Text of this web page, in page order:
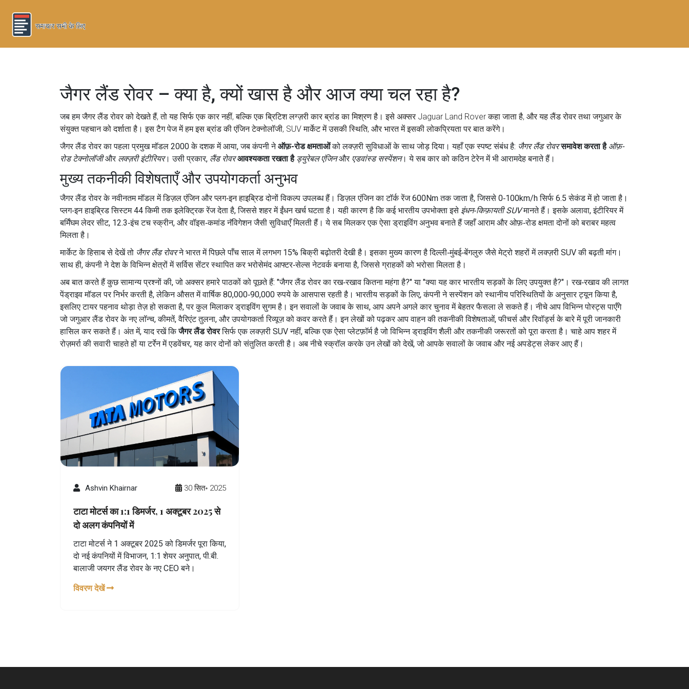
जैगर लैंड रोवर – क्या है, क्यों खास है और आज क्या चल रहा है?
जब हमजैगर लैंड रोवरको देखते हैं, तो यह सिर्फ एक कार नहीं, बल्कि एकब्रिटिश लग्ज़री कार ब्रांड का मिश्रणहै। इसे अक्सर Jaguar Land Roverकहा जाता है, और यहलैंड रोवरतथाजगुआरके
संयुक्त पहचान को दर्शाता है। इस टैग पेज में हम इस ब्रांड की एंजिन टेक्नोलॉजी, SUV मार्केट में उसकी स्थिति, और भारत में इसकी लोकप्रियता पर बात करेंगे।
जैगर लैंड रोवर का पहला प्रमुख मॉडल 2000 के दशक में आया, जब कंपनी नेऑफ़-रोड क्षमताओंको लक्ज़री सुविधाओं के साथ जोड़ दिया। यहाँ एक स्पष्ट संबंध है: जैगर लैंड रोवर समावेश करता है ऑफ़-
रोड टेक्नोलॉजीऔर लक्ज़री इंटीरियर। उसी प्रकार, लैंड रोवर आवश्यकता रखता है ड्युरेबल एंजिनऔर एडवांस्ड सस्पेंशन। ये सब कार को कठिन टेरेन में भी आरामदेह बनाते हैं।
मुख्य तकनीकी विशेषताएँ और उपयोगकर्ता अनुभव
जैगर लैंड रोवर के नवीनतम मॉडल मेंडिज़ल एंजिनऔरप्लग‑इन हाइब्रिडदोनों विकल्प उपलब्ध हैं। डिज़ल एंजिन का टॉर्क रेंज 600Nm तक जाता है, जिससे 0‑100km/h सिर्फ 6.5 सेकंड में हो जाता है।
प्लग‑इन हाइब्रिड सिस्टम 44 किमी तक इलेक्ट्रिक रेंज देता है, जिससे शहर में ईंधन खर्च घटता है। यही कारण है कि कई भारतीय उपभोक्ता इसे इंधन‑किफ़ायती SUVमानते हैं। इसके अलावा, इंटीरियर में
बर्मिंघम लेदर सीट, 12.3‑इंच टच स्क्रीन, और वॉइस‑कमांड नॅविगेशन जैसी सुविधाएँ मिलती हैं। ये सब मिलकर एक ऐसा ड्राइविंग अनुभव बनाते हैं जहाँ आराम और ओफ़‑रोड क्षमता दोनों को बराबर महत्व
मिलता है।
मार्केट के हिसाब से देखें तो जैगर लैंड रोवरने भारत में पिछले पाँच साल में लगभग 15% बिक्री बढ़ोतरी देखी है। इसका मुख्य कारण है दिल्ली‑मुंबई‑बेंगलुरु जैसे मेट्रो शहरों में लक्ज़री SUV की बढ़ती मांग।
साथ ही, कंपनी ने देश के विभिन्न क्षेत्रों में सर्विस सेंटर स्थापित कर भरोसेमंद आफ्टर‑सेल्स नेटवर्क बनाया है, जिससे ग्राहकों को भरोसा मिलता है।
अब बात करते हैं कुछ सामान्य प्रश्नों की, जो अक्सर हमारे पाठकों को पूछते हैं: "जैगर लैंड रोवर का रख‑रखाव कितना महंगा है?" या "क्या यह कार भारतीय सड़कों के लिए उपयुक्त है?"। रख‑रखाव की लागत
पेंड्राइव मॉडल पर निर्भर करती है, लेकिन औसत में वार्षिक 80,000‑90,000 रुपये के आसपास रहती है। भारतीय सड़कों के लिए, कंपनी ने सस्पेंशन को स्थानीय परिस्थितियों के अनुसार ट्यून किया है,
इसलिए टायर पहनाव थोड़ा तेज़ हो सकता है, पर कुल मिलाकर ड्राइविंग सुगम है। इन सवालों के जवाब के साथ, आप अपने अगले कार चुनाव में बेहतर फैसला ले सकते हैं। नीचे आप विभिन्न पोस्ट्स पाएँगे
जो जगुआर लैंड रोवर के नए लॉन्च, कीमतें, वैरिएंट तुलना, और उपयोगकर्ता रिव्यूज़ को कवर करते हैं। इन लेखों को पढ़कर आप वाहन की तकनीकी विशेषताओं, फीचर्स और रिवॉर्ड्स के बारे में पूरी जानकारी
हासिल कर सकते हैं। अंत में, याद रखें किजैगर लैंड रोवरसिर्फ एक लक्ज़री SUV नहीं, बल्कि एक ऐसा प्लेटफ़ॉर्म है जो विभिन्न ड्राइविंग शैली और तकनीकी जरूरतों को पूरा करता है। चाहे आप शहर में
रोज़मर्रा की सवारी चाहते हों या टर्रेन में एडवेंचर, यह कार दोनों को संतुलित करती है। अब नीचे स्क्रॉल करके उन लेखों को देखें, जो आपके सवालों के जवाब और नई अपडेट्स लेकर आए हैं।
Ashvin Khairnar 30 सित॰ 2025
टाटा मोटर्स का 1:1 डिमर्जर, 1 अक्टूबर 2025 से
दो अलग कंपनियों में
टाटा मोटर्स ने 1 अक्टूबर 2025 को डिमर्जर पूरा किया,
दो नई कंपनियों में विभाजन, 1:1 शेयर अनुपात, पी.बी.
बालाजी जयगर लैंड रोवर के नए CEO बने।
विवरण देखें